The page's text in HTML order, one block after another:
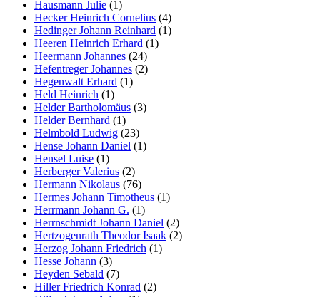
Hausmann Julie (1)
Hecker Heinrich Cornelius (4)
Hedinger Johann Reinhard (1)
Heeren Heinrich Erhard (1)
Heermann Johannes (24)
Hefentreger Johannes (2)
Hegenwalt Erhard (1)
Held Heinrich (1)
Helder Bartholomäus (3)
Helder Bernhard (1)
Helmbold Ludwig (23)
Hense Johann Daniel (1)
Hensel Luise (1)
Herberger Valerius (2)
Hermann Nikolaus (76)
Hermes Johann Timotheus (1)
Herrmann Johann G. (1)
Herrnschmidt Johann Daniel (2)
Hertzogenrath Theodor Isaak (2)
Herzog Johann Friedrich (1)
Hesse Johann (3)
Heyden Sebald (7)
Hiller Friedrich Konrad (2)